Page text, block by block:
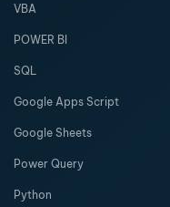
VBA
POWER BI
SQL
Google Apps Script
Google Sheets
Power Query
Python